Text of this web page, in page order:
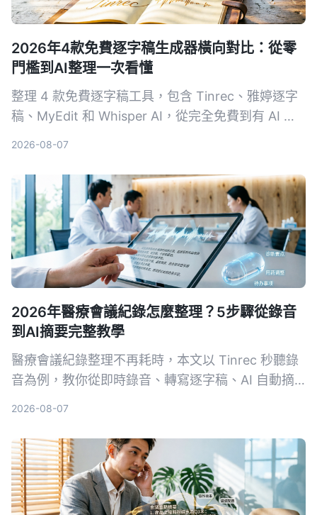
2026年4款免費逐字稿生成器橫向對比：從零
門檻到AI整理一次看懂
整理 4 款免費逐字稿工具，包含 Tinrec、雅婷逐字
稿、MyEdit 和 Whisper AI，從完全免費到有 AI 進
2026-08-07
2026年醫療會議紀錄怎麼整理？5步驟從錄音
到AI摘要完整教學
醫療會議紀錄整理不再耗時，本文以 Tinrec 秒聽錄
音為例，教你從即時錄音、轉寫逐字稿、AI 自動摘
2026-08-07